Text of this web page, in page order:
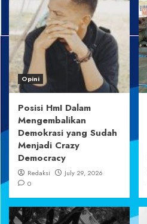
Opini
Posisi HmI Dalam
Mengembalikan
Demokrasi yang Sudah
Menjadi Crazy
Democracy
Redaksi
July 29, 2026
0